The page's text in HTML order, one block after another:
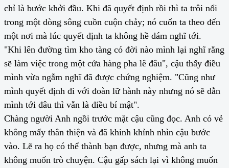
chỉ là bước khởi đầu. Khi đã quyết định rồi thì ta trôi nổi
trong một dòng sông cuồn cuộn chảy; nó cuốn ta theo đến
một nơi mà lúc quyết định ta không hề dám nghĩ tới.
"Khi lên đường tìm kho tàng có đời nào mình lại nghĩ rằng
sẽ làm việc trong một cửa hàng pha lê đâu", cậu thấy điều
mình vừa ngẫm nghĩ đã được chứng nghiệm. "Cũng như
mình quyết định đi với đoàn lữ hành này nhưng nó sẽ dẫn
mình tới đâu thì vẫn là điều bí mật".
Chàng người Anh ngồi trước mặt cậu cũng đọc. Anh có vẻ
không mấy thân thiện và đã khinh khỉnh nhìn cậu bước
vào. Lẽ ra họ có thể thành bạn được, nhưng mà anh ta
không muốn trò chuyện. Cậu gấp sách lại vì không muốn